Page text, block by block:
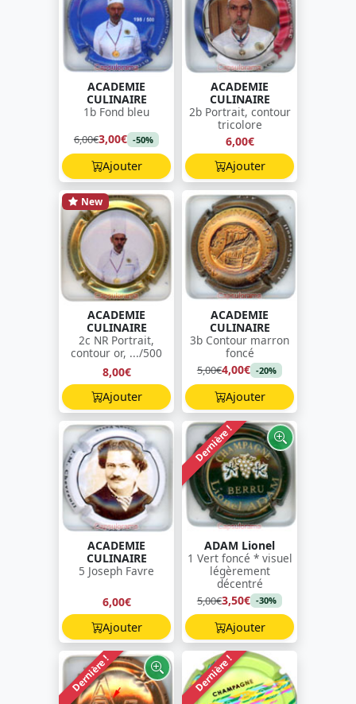
ACADEMIE
CULINAIRE
1b Fond bleu
6,00€3,00€ -50%
Ajouter
ACADEMIE
CULINAIRE
2b Portrait, contour
tricolore
6,00€
Ajouter
New
ACADEMIE
CULINAIRE
2c NR Portrait,
contour or, .../500
8,00€
Ajouter
ACADEMIE
CULINAIRE
3b Contour marron
foncé
5,00€4,00€ -20%
Ajouter
ACADEMIE
CULINAIRE
5 Joseph Favre
6,00€
Ajouter
Dernière !
ADAM Lionel
1 Vert foncé * visuel
légèrement
décentré
5,00€3,50€ -30%
Ajouter
Dernière ! Dernière !